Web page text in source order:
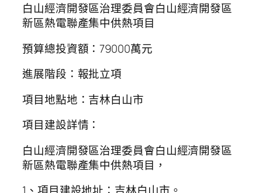
白山經濟開發區治理委員會白山經濟開發區
新區熱電聯產集中供熱項目
預算總投資額：79000萬元
進展階段：報批立項
項目地點地：吉林白山市
項目建設詳情：
白山經濟開發區治理委員會白山經濟開發區
新區熱電聯產集中供熱項目，